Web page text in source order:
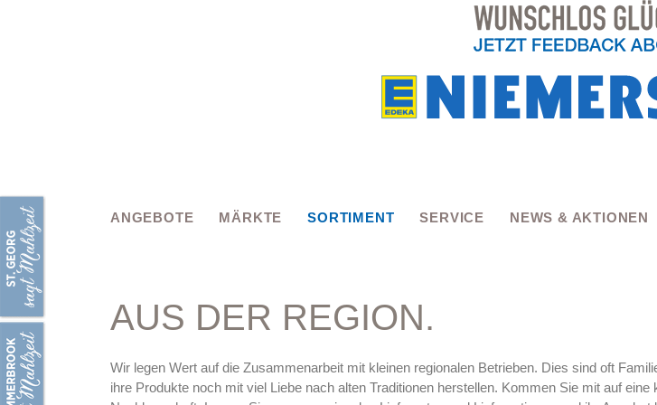
ANGEBOTE MÄRKTE SORTIMENT SERVICE NEWS & AKTIONEN
AUS DER REGION.
Wir legen Wert auf die Zusammenarbeit mit kleinen regionalen Betrieben. Dies sind oft
ihre Produkte noch mit viel Liebe nach alten Traditionen herstellen. Kommen Sie mit auf eine